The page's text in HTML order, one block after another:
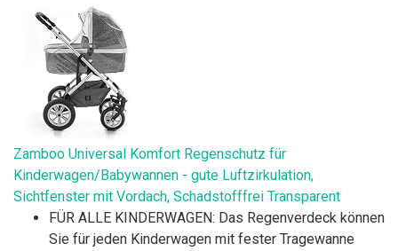
Zamboo Universal Komfort Regenschutz für
Kinderwagen/Babywannen - gute Luftzirkulation,
Sichtfenster mit Vordach, Schadstofffrei Transparent
FÜR ALLE KINDERWAGEN: Das Regenverdeck können
Sie für jeden Kinderwagen mit fester Tragewanne